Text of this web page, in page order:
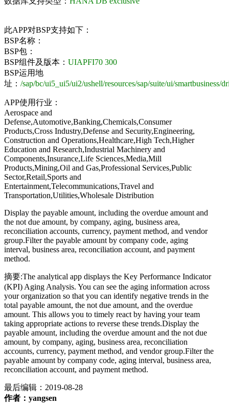
此APP对BSP支持如下：
BSP名称：
BSP包：
BSP组件及版本： UIAPFI70 300
BSP运用地
址： /sap/bc/ui5_ui5/ui2/ushell/resources/sap/suite/ui/smartbusiness/
APP使用行业：
Aerospace and
Defense,Automotive,Banking,Chemicals,Consumer
Products,Cross Industry,Defense and Security,Engineering,
Construction and Operations,Healthcare,High Tech,Higher
Education and Research,Industrial Machinery and
Components,Insurance,Life Sciences,Media,Mill
Products,Mining,Oil and Gas,Professional Services,Public
Sector,Retail,Sports and
Entertainment,Telecommunications,Travel and
Transportation,Utilities,Wholesale Distribution
Display the payable amount, including the overdue amount and
the not due amount, by company, aging, business area,
reconciliation accounts, currency, payment method, and vendor
group.Filter the payable amount by company code, aging
interval, business area, reconciliation account, and payment
method.
摘要:The analytical app displays the Key Performance Indicator
(KPI) Aging Analysis. You can see the aging information across
your organization so that you can identify negative trends in the
total payable amount, the not due amount, and the overdue
amount. This allows you to timely react by having your team
taking appropriate actions to reverse these trends.Display the
payable amount, including the overdue amount and the not due
amount, by company, aging, business area, reconciliation
accounts, currency, payment method, and vendor group.Filter the
payable amount by company code, aging interval, business area,
reconciliation account, and payment method.
最后编辑： 2019-08-28
作者：yangsen